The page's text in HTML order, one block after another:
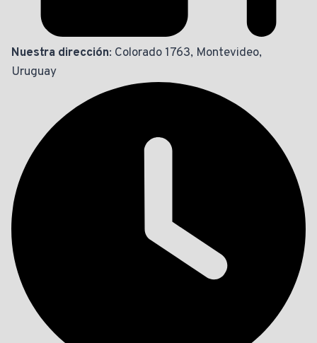
Nuestra dirección: Colorado 1763, Montevideo,
Uruguay